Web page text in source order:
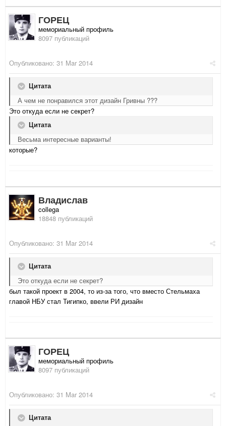
ГОРЕЦ
мемориальный профиль
8097 публикаций
Опубликовано: 31 Mar 2014
Цитата
А чем не понравился этот дизайн Гривны ???
Это откуда если не секрет?
Цитата
Весьма интересные варианты!
которые?
Владислав
collega
18848 публикаций
Опубликовано: 31 Mar 2014
Цитата
Это откуда если не секрет?
был такой проект в 2004, то из-за того, что вместо Стельмаха
главой НБУ стал Тигипко, ввели РИ дизайн
ГОРЕЦ
мемориальный профиль
8097 публикаций
Опубликовано: 31 Mar 2014
Цитата